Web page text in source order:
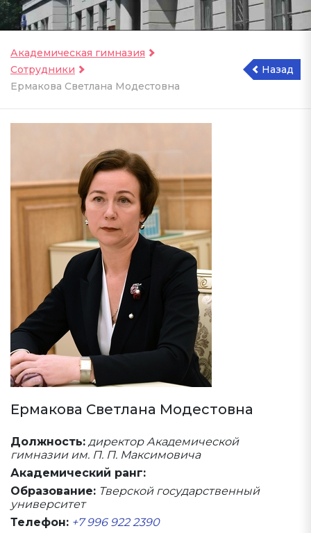
Академическая гимназия
Сотрудники
Ермакова Светлана Модестовна
Назад
Ермакова Светлана Модестовна
Должность: директор Академической
гимназии им. П. П. Максимовича
Академический ранг:
Образование: Тверской государственный
университет
Телефон: +7 996 922 2390